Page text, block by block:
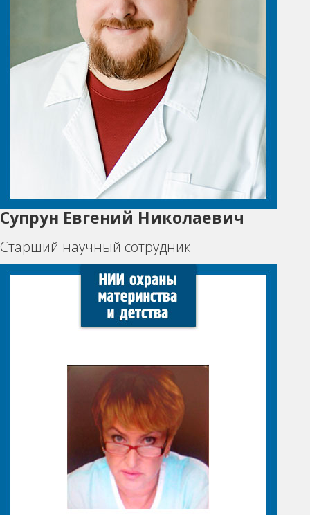
Супрун Евгений Николаевич
Старший научный сотрудник